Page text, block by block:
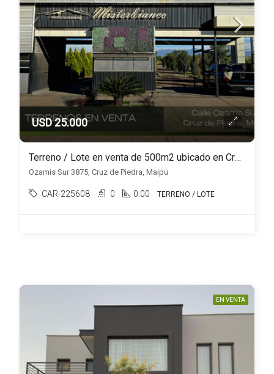
USD 25.000
Terreno / Lote en venta de 500m2 ubicado en Cruz de Piedra
Ozamis Sur 3875, Cruz de Piedra, Maipú
CAR-225608 0 0.00 TERRENO / LOTE
EN VENTA